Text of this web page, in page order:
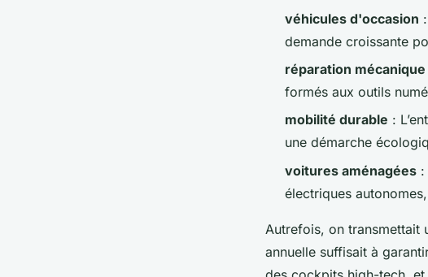
véhicules d'occasion
demande croissante
réparation mécanique
formés aux outils
mobilité durable :
une démarche
voitures aménagées :
électriques
Autrefois, on transmettait
annuelle suffisait à